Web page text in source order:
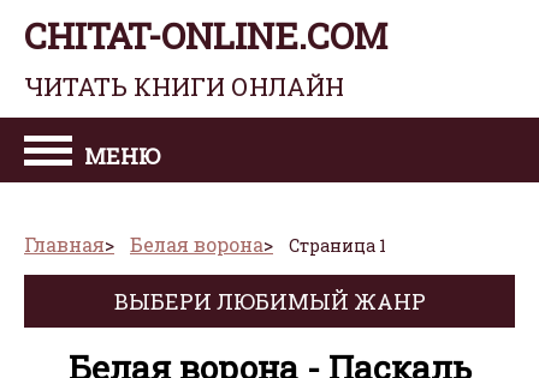
CHITAT-ONLINE.COM
ЧИТАТЬ КНИГИ ОНЛАЙН
МЕНЮ
Главная Белая ворона Страница 1
ВЫБЕРИ ЛЮБИМЫЙ ЖАНР
Белая ворона - Паскаль